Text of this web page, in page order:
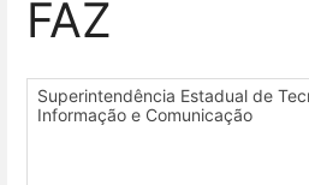
FAZ
Superintendência Estadual de
Informação e Comunicação